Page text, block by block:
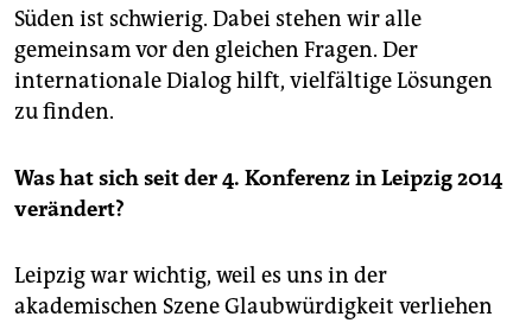
Süden ist schwierig. Dabei stehen wir alle
gemeinsam vor den gleichen Fragen. Der
internationale Dialog hilft, vielfältige Lösungen
zu finden.
Was hat sich seit der 4. Konferenz in Leipzig 2014
verändert?
Leipzig war wichtig, weil es uns in der
akademischen Szene Glaubwürdigkeit verliehen